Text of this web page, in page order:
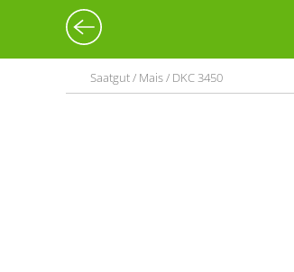
Saatgut / Mais / DKC 3450